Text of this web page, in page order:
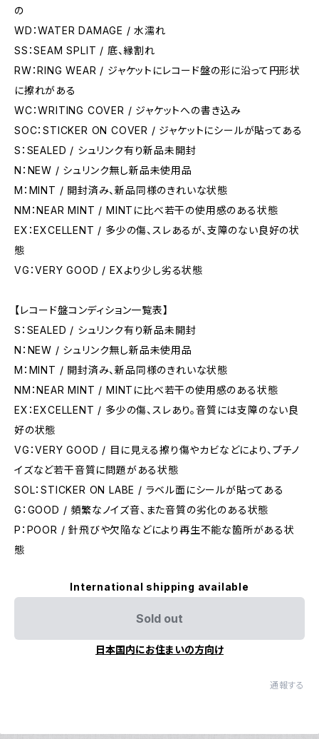
の
WD：WATER DAMAGE / 水濡れ
SS：SEAM SPLIT / 底、縁割れ
RW：RING WEAR / ジャケットにレコード盤の形に沿って円形状
に擦れがある
WC：WRITING COVER / ジャケットへの書き込み
SOC：STICKER ON COVER / ジャケットにシールが貼ってある
S：SEALED / シュリンク有り新品未開封
N：NEW / シュリンク無し新品未使用品
M：MINT / 開封済み、新品同様のきれいな状態
NM：NEAR MINT / MINTに比べ若干の使用感のある状態
EX：EXCELLENT / 多少の傷、スレあるが、支障のない良好の状
態
VG：VERY GOOD / EXより少し劣る状態
【レコード盤コンディション一覧表】
S：SEALED / シュリンク有り新品未開封
N：NEW / シュリンク無し新品未使用品
M：MINT / 開封済み、新品同様のきれいな状態
NM：NEAR MINT / MINTに比べ若干の使用感のある状態
EX：EXCELLENT / 多少の傷、スレあり。音質には支障のない良
好の状態
VG：VERY GOOD / 目に見える擦り傷やカビなどにより、プチノ
イズなど若干音質に問題がある状態
SOL：STICKER ON LABE / ラベル面にシールが貼ってある
G：GOOD / 頻繁なノイズ音、また音質の劣化のある状態
P：POOR / 針飛びや欠陥などにより再生不能な箇所がある状
態
International shipping available
Sold out
日本国内にお住まいの方向け
通報する